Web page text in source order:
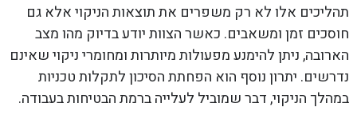
תהליכים אלו לא רק משפרים את תוצאות הניקוי אלא גם
חוסכים זמן ומשאבים. כאשר הצוות יודע בדיוק מהו מצב
הארובה, ניתן להימנע מפעולות מיותרות ומחומרי ניקוי שאינם
נדרשים. יתרון נוסף הוא הפחתת הסיכון לתקלות טכניות
במהלך הניקוי, דבר שמוביל לעלייה ברמת הבטיחות בעבודה.